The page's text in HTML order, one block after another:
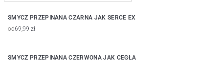
SMYCZ PRZEPINANA CZARNA JAK SERCE EX
od69,99 zł
SMYCZ PRZEPINANA CZERWONA JAK CEGŁA